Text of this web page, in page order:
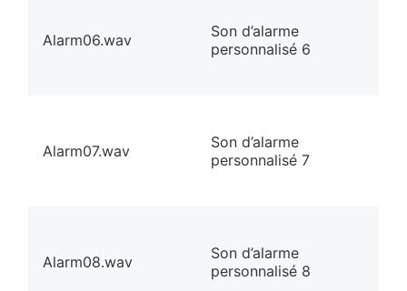
Alarm06.wav
Son d’alarme
personnalisé 6
Alarm07.wav
Son d’alarme
personnalisé 7
Alarm08.wav
Son d’alarme
personnalisé 8